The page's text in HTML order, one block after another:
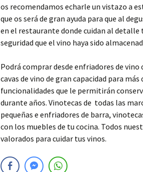
os recomendamos echarle un vistazo a
que os será de gran ayuda para que al
en el restaurante donde cuidan al detalle
seguridad que el vino haya sido
Podrá comprar desde enfriadores de
cavas de vino de gran capacidad para
funcionalidades que le permitirán
durante años. Vinotecas de todas las
pequeñas e enfriadores de barra,
con los muebles de tu cocina. Todos
valorados para cuidar tus vinos.